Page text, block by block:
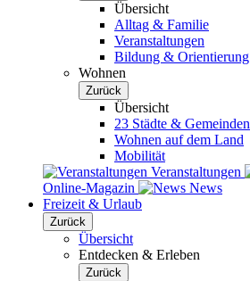
Übersicht
Alltag & Familie
Veranstaltungen
Bildung & Orientierung
Wohnen
Zurück
Übersicht
23 Städte & Gemeinden
Wohnen auf dem Land
Mobilität
Veranstaltungen
Online-Magazin
News
Freizeit & Urlaub
Zurück
Übersicht
Entdecken & Erleben
Zurück